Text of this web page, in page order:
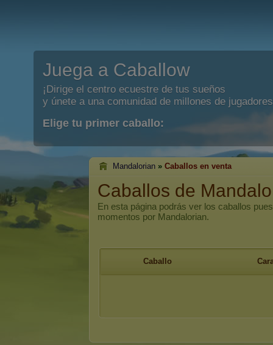
Juega a Caballow
¡Dirige el centro ecuestre de tus sueños
y únete a una comunidad de millones de
Elige tu primer caballo:
Mandalorian » Caballos en venta
Caballos de
En esta página podrás ver los caballos
momentos por Mandalorian.
Caballo